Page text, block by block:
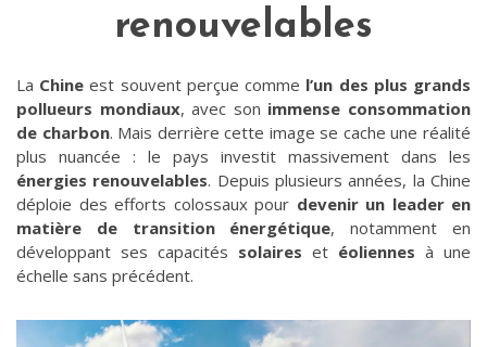
renouvelables
La Chine est souvent perçue comme l’un des plus grands
pollueurs mondiaux, avec son immense consommation
de charbon. Mais derrière cette image se cache une réalité
plus nuancée : le pays investit massivement dans les
énergies renouvelables. Depuis plusieurs années, la Chine
déploie des efforts colossaux pour devenir un leader en
matière de transition énergétique, notamment en
développant ses capacités solaires et éoliennes à une
échelle sans précédent.